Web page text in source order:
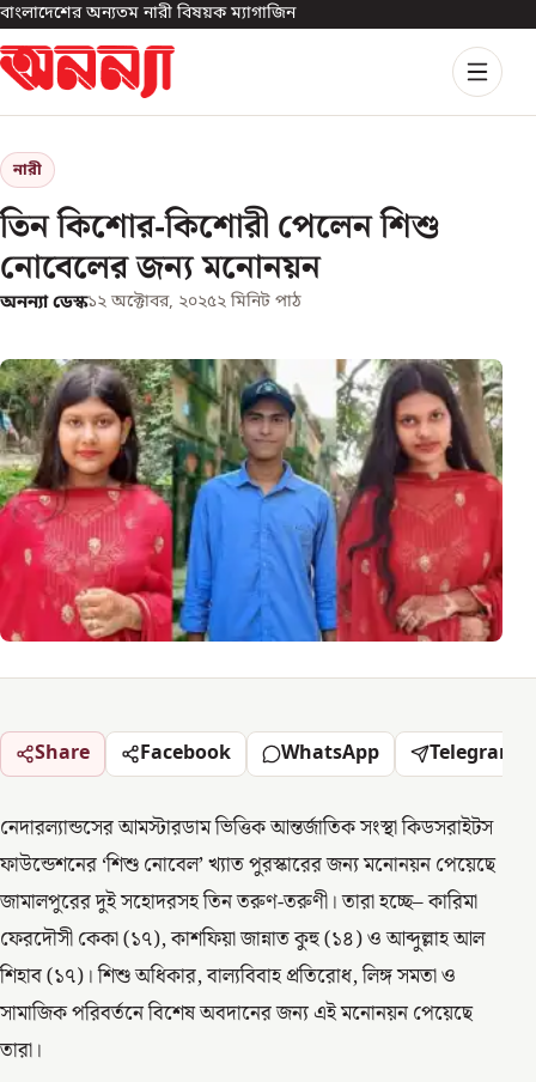
বাংলাদেশের অন্যতম নারী বিষয়ক ম্যাগাজিন
নারী
তিন কিশোর-কিশোরী পেলেন শিশু
নোবেলের জন্য মনোনয়ন
অনন্যা ডেস্ক১২ অক্টোবর, ২০২৫২ মিনিট পাঠ
Share Facebook WhatsApp Telegram
নেদারল্যান্ডসের আমস্টারডাম ভিত্তিক আন্তর্জাতিক সংস্থা কিডসরাইটস
ফাউন্ডেশনের ‘শিশু নোবেল’ খ্যাত পুরস্কারের জন্য মনোনয়ন পেয়েছে
জামালপুরের দুই সহোদরসহ তিন তরুণ-তরুণী। তারা হচ্ছে– কারিমা
ফেরদৌসী কেকা (১৭), কাশফিয়া জান্নাত কুহু (১৪) ও আব্দুল্লাহ আল
শিহাব (১৭)। শিশু অধিকার, বাল্যবিবাহ প্রতিরোধ, লিঙ্গ সমতা ও
সামাজিক পরিবর্তনে বিশেষ অবদানের জন্য এই মনোনয়ন পেয়েছে
তারা।